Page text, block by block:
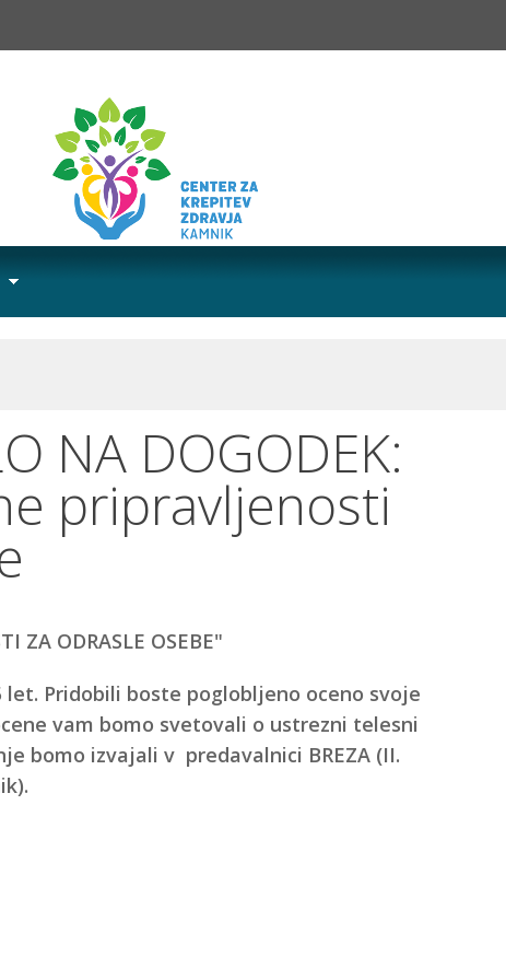
NA DOGODEK:
pripravljenosti
ZA ODRASLE OSEBE"
Pridobili boste poglobljeno oceno svoje
vam bomo svetovali o ustrezni telesni
bomo izvajali v predavalnici BREZA (II.